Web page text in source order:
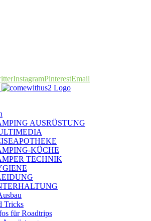
InstagramPinterestEmail
AUSRÜSTUNG
KÜCHE
TECHNIK
Tricks
für Roadtrips